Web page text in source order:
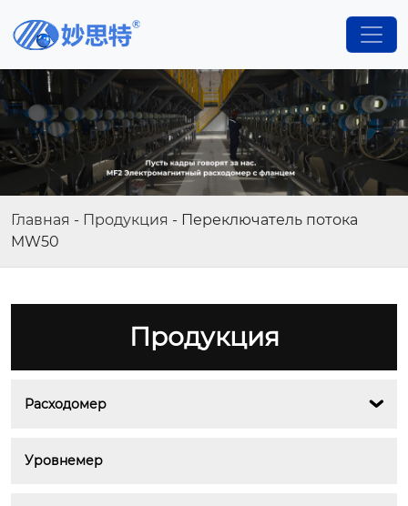
Главная - Продукция - Переключатель потока
MW50
Продукция
Расходомер 
Уровнемер